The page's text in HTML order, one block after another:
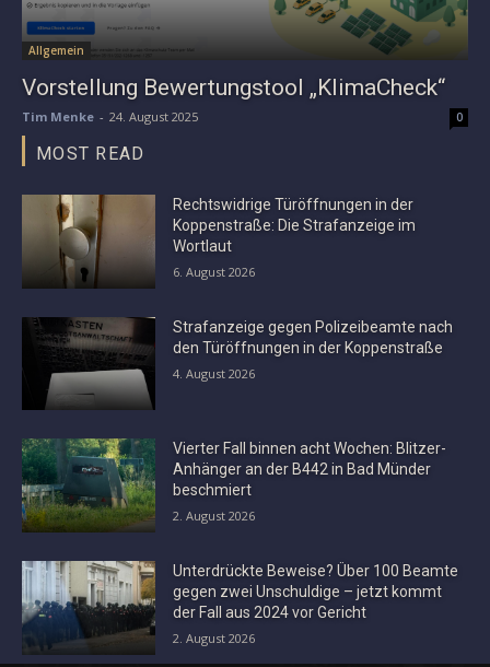
Allgemein
Vorstellung Bewertungstool „KlimaCheck“
Tim Menke - 24. August 2025 0
MOST READ
Rechtswidrige Türöffnungen in der
Koppenstraße: Die Strafanzeige im
Wortlaut
6. August 2026
Strafanzeige gegen Polizeibeamte nach
den Türöffnungen in der Koppenstraße
4. August 2026
Vierter Fall binnen acht Wochen: Blitzer-
Anhänger an der B442 in Bad Münder
beschmiert
2. August 2026
Unterdrückte Beweise? Über 100 Beamte
gegen zwei Unschuldige – jetzt kommt
der Fall aus 2024 vor Gericht
2. August 2026